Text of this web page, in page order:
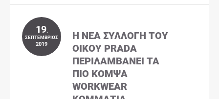
19.
ΣΕΠΤΈΜΒΡΙΟΣ
2019
Η ΝΈΑ ΣΥΛΛΟΓΉ ΤΟΥ
ΟΊΚΟΥ PRADA
ΠΕΡΙΛΑΜΒΆΝΕΙ ΤΑ
ΠΙΟ ΚΟΜΨΆ
WORKWEAR